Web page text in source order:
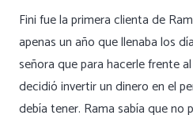
Fini fue la primera clienta de
apenas un año que llenaba los
señora que para hacerle frente
decidió invertir un dinero en el
debía tener. Rama sabía que no